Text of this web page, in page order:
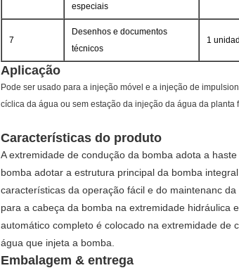
especiais
7
Desenhos e documentos
técnicos
1
Aplicação
Pode ser usado para a injeção móvel e a injeção de
cíclica da água ou sem estação da injeção da água da planta
Características do produto
A extremidade de condução da bomba adota a
bomba adotar a estrutura principal da bomba
características da operação fácil e do maintenanc
para a cabeça da bomba na extremidade hidráulica
automático completo é colocado na extremidade de
água que injeta a bomba.
Embalagem & entrega